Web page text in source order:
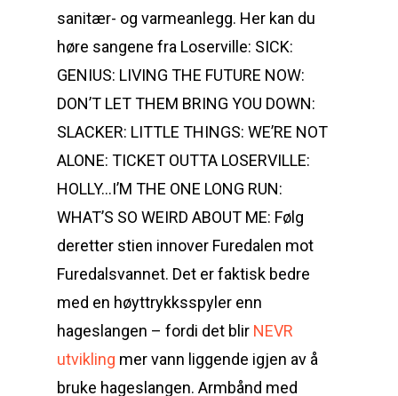
sanitær- og varmeanlegg. Her kan du
høre sangene fra Loserville: SICK:
GENIUS: LIVING THE FUTURE NOW:
DON’T LET THEM BRING YOU DOWN:
SLACKER: LITTLE THINGS: WE’RE NOT
ALONE: TICKET OUTTA LOSERVILLE:
HOLLY…I’M THE ONE LONG RUN:
WHAT’S SO WEIRD ABOUT ME: Følg
deretter stien innover Furedalen mot
Furedalsvannet. Det er faktisk bedre
med en høyttrykksspyler enn
hageslangen – fordi det blir NEVR
utvikling mer vann liggende igjen av å
bruke hageslangen. Armbånd med